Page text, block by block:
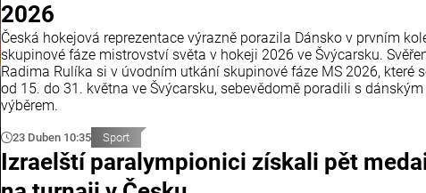
2026
Česká hokejová reprezentace výrazně porazila Dánsko v prvním
skupinové fáze mistrovství světa v hokeji 2026 ve Švýcarsku.
Radima Rulíka si v úvodním utkání skupinové fáze MS 2026, které
od 15. do 31. května ve Švýcarsku, sebevědomě poradili s dánským
výběrem.
23 Duben 10:35 Sport
Izraelští paralympionici získali pět